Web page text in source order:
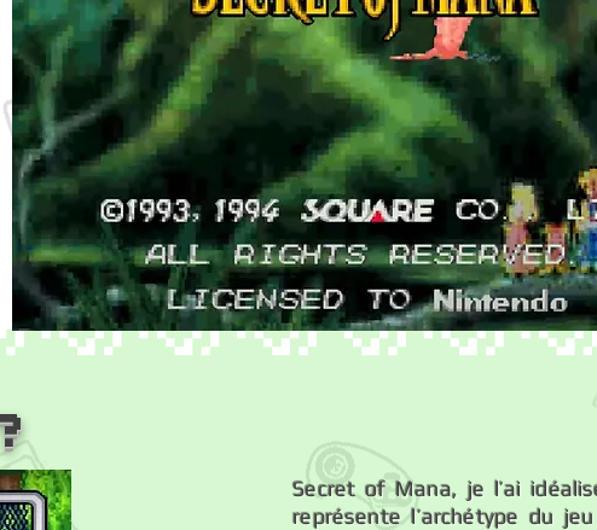
Secret of Mana, je l’ai
représente l’archétype du